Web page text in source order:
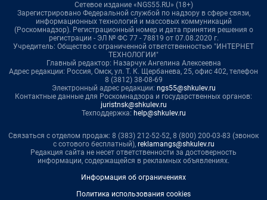
Сетевое издание «NGS55.RU» (18+)
Зарегистрировано Федеральной службой по надзору в сфере связи,
информационных технологий и массовых коммуникаций
(Роскомнадзор). Регистрационный номер и дата принятия решения о
регистрации - ЭЛ № ФС 77 - 78819 от 07.08.2020 г.
Учредитель: Общество с ограниченной ответственностью "ИНТЕРНЕТ
ТЕХНОЛОГИИ"
Главный редактор: Назарчук Ангелина Алексеевна
Адрес редакции: Россия, Омск, ул. Т. К. Щербанева, 25, офис 402, телефон
8 (3812) 38-08-69
Электронный адрес редакции: ngs55@shkulev.ru
Контактные данные для Роскомнадзора и государственных органов:
juristnsk@shkulev.ru
Техподдержка: help@shkulev.ru
Связаться с отделом продаж: 8 (383) 212-52-52, 8 (800) 200-03-83 (звонок
с сотового бесплатный), reklamangs@shkulev.ru
Редакция сайта не несет ответственности за достоверность
информации, содержащейся в рекламных объявлениях.
Информация об ограничениях
Политика использования cookies